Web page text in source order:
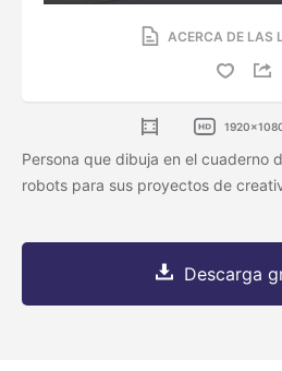
ACERCA DE LAS
Persona que dibuja en el cuaderno
robots para sus proyectos de
Descarga